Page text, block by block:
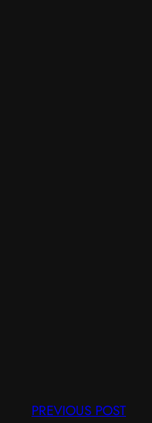
PREVIOUS POST